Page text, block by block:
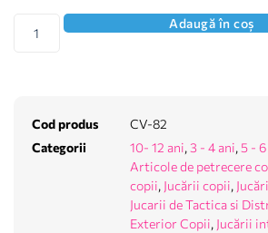
Adaugă în coș
Cod produs
CV-82
Categorii
10- 12 ani, 3 - 4 ani, 5 -
Articole de petrecere
copii, Jucării copii,
Jucarii de Tactica si
Exterior Copii, Jucării